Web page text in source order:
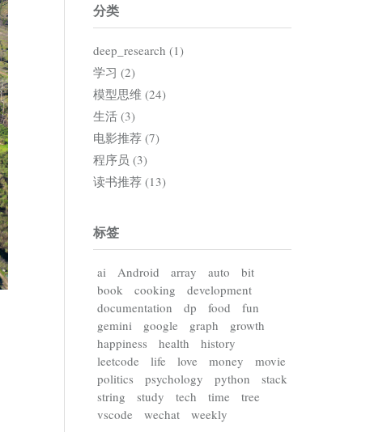
分类
deep_research (1)
学习 (2)
模型思维 (24)
生活 (3)
电影推荐 (7)
程序员 (3)
读书推荐 (13)
标签
ai Android array auto
bit
book
cooking
development
documentation
dp food
fun
gemini
google graph
growth
happiness
health
history
leetcode
life love money
movie
politics
psychology python
stack
string
study tech time
tree
vscode
wechat weekly